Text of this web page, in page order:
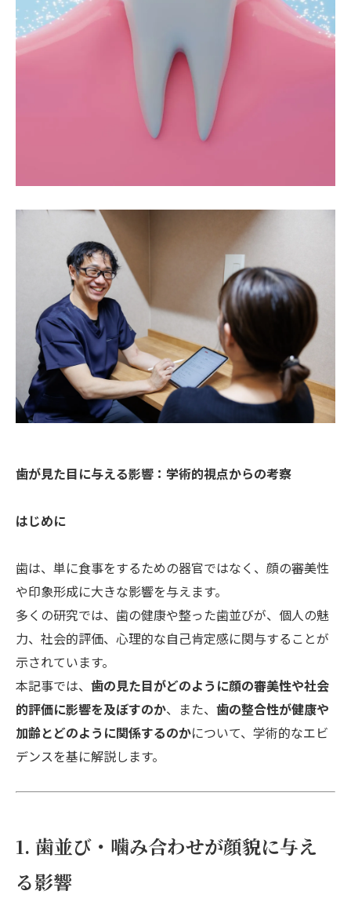
歯が見た目に与える影響：学術的視点からの考察
はじめに
歯は、単に食事をするための器官ではなく、顔の審美性
や印象形成に大きな影響を与えます。
多くの研究では、歯の健康や整った歯並びが、個人の魅
力、社会的評価、心理的な自己肯定感に関与することが
示されています。
本記事では、 歯の見た目がどのように顔の審美性や社会
的評価に影響を及ぼすのか、また、 歯の整合性が健康や
加齢とどのように関係するのかについて、学術的なエビ
デンスを基に解説します。
1. 歯並び・噛み合わせが顔貌に与え
る影響